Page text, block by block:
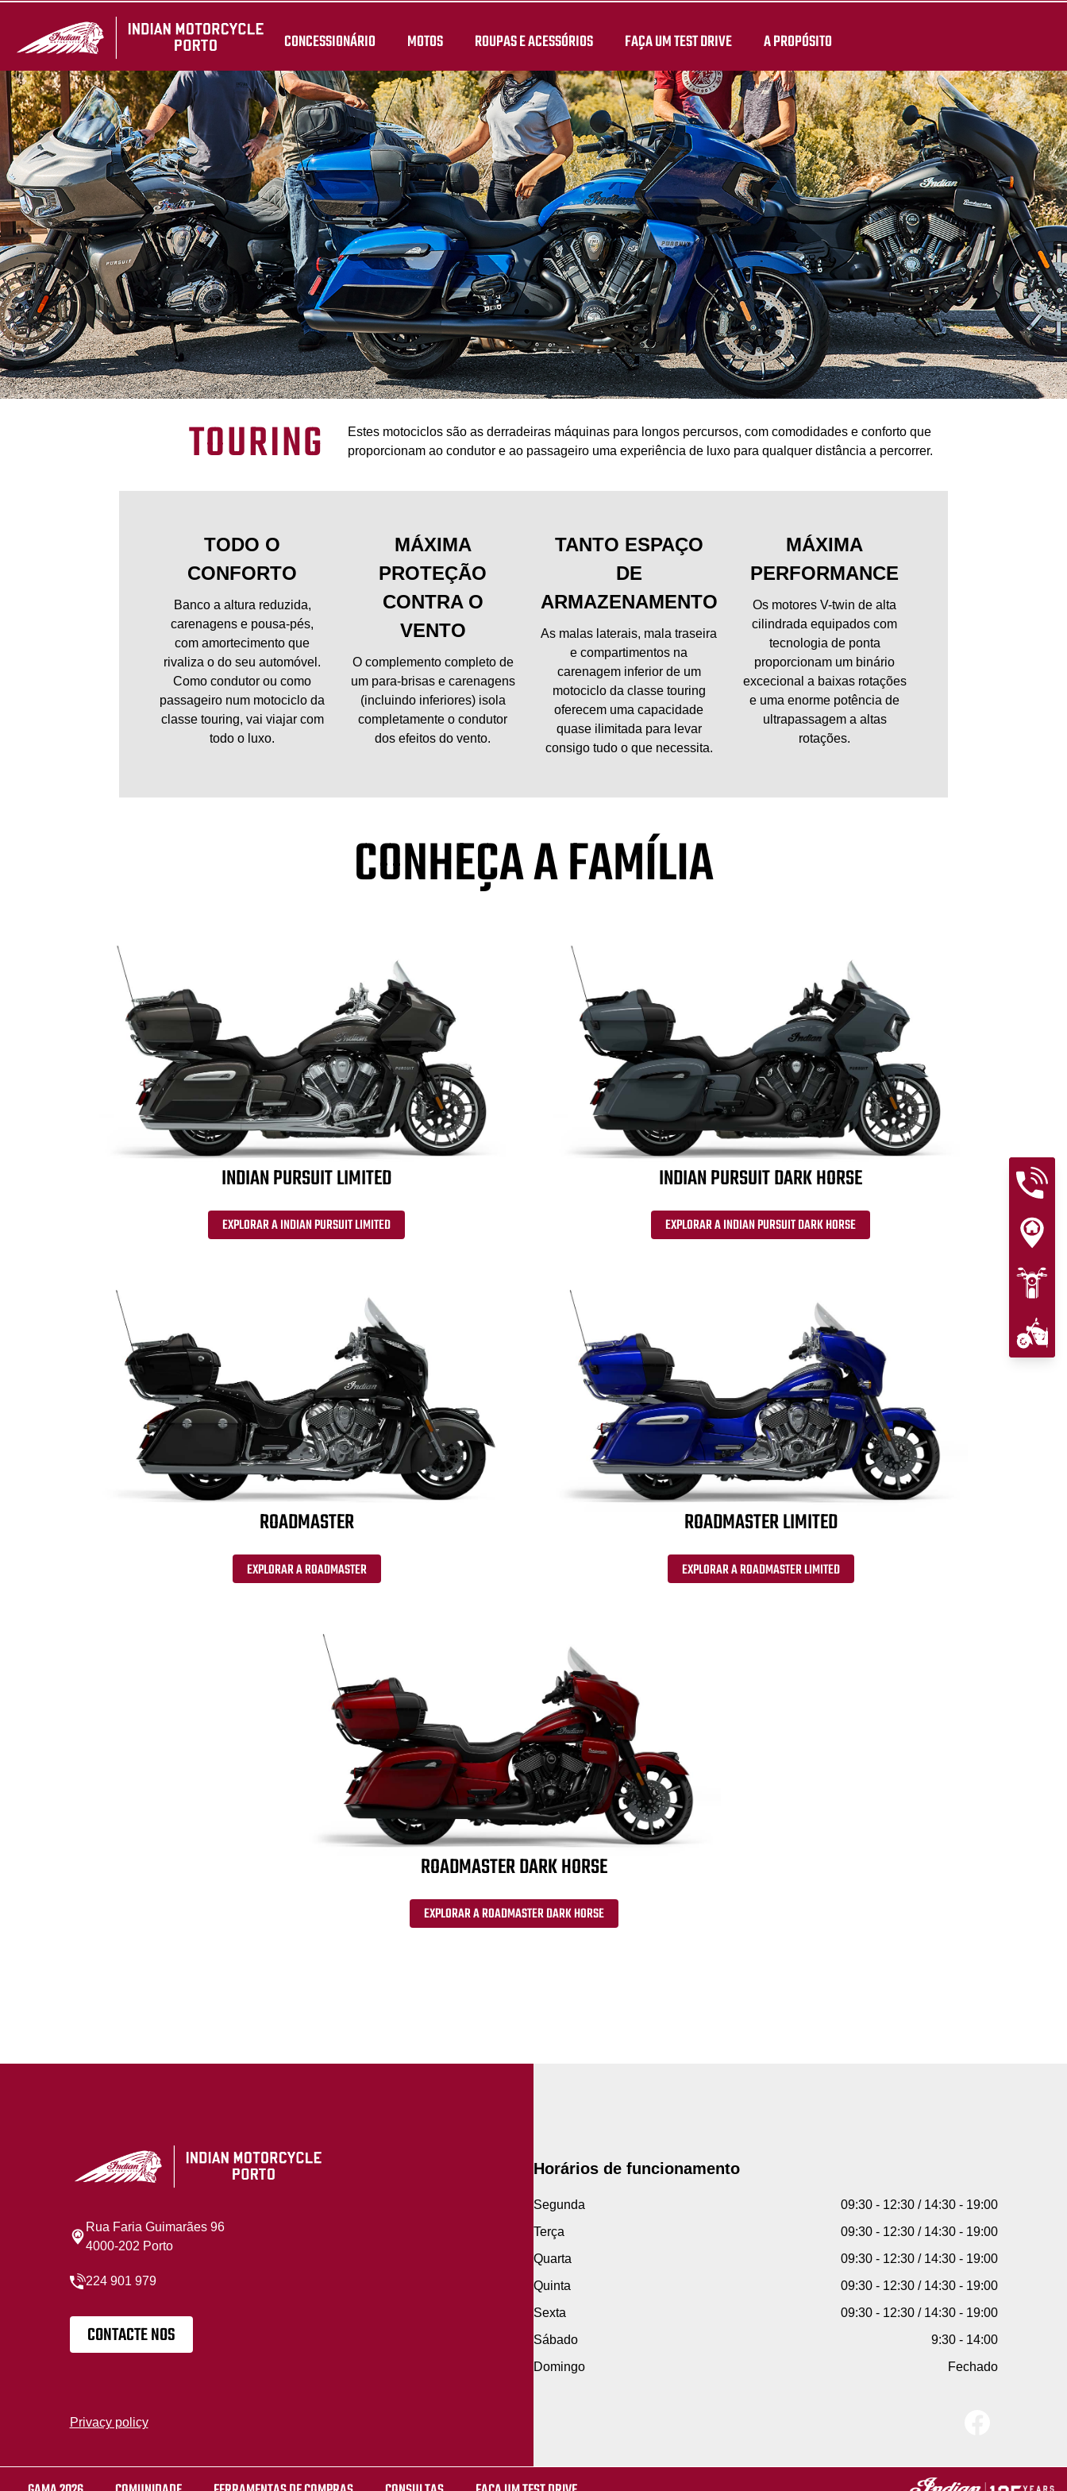
CONCESSIONÁRIO MOTOS ROUPAS E ACESSÓRIOS FAÇA UM TEST DRIVE A PROPÓSITO
TOURING
Estes motociclos são as derradeiras máquinas para longos percursos, com comodidades e conforto que
proporcionam ao condutor e ao passageiro uma experiência de luxo para qualquer distância a percorrer.
TODO O
CONFORTO
Banco a altura reduzida,
carenagens e pousa-pés,
com amortecimento que
rivaliza o do seu automóvel.
Como condutor ou como
passageiro num motociclo da
classe touring, vai viajar com
todo o luxo.
MÁXIMA
PROTEÇÃO
CONTRA O
VENTO
O complemento completo de
um para-brisas e carenagens
(incluindo inferiores) isola
completamente o condutor
dos efeitos do vento.
TANTO ESPAÇO
DE
ARMAZENAMENTO
As malas laterais, mala traseira
e compartimentos na
carenagem inferior de um
motociclo da classe touring
oferecem uma capacidade
quase ilimitada para levar
consigo tudo o que necessita.
MÁXIMA
PERFORMANCE
Os motores V-twin de alta
cilindrada equipados com
tecnologia de ponta
proporcionam um binário
excecional a baixas rotações
e uma enorme potência de
ultrapassagem a altas
rotações.
CONHEÇA A FAMÍLIA
INDIAN PURSUIT LIMITED
EXPLORAR A INDIAN PURSUIT LIMITED
INDIAN PURSUIT DARK HORSE
EXPLORAR A INDIAN PURSUIT DARK HORSE
ROADMASTER
EXPLORAR A ROADMASTER
ROADMASTER LIMITED
EXPLORAR A ROADMASTER LIMITED
ROADMASTER DARK HORSE
EXPLORAR A ROADMASTER DARK HORSE
Rua Faria Guimarães 96
4000-202 Porto
224 901 979
CONTACTE NOS
Horários de funcionamento
Segunda
09:30 - 12:30 / 14:30 - 19:00
Terça
09:30 - 12:30 / 14:30 - 19:00
Quarta
09:30 - 12:30 / 14:30 - 19:00
Quinta
09:30 - 12:30 / 14:30 - 19:00
Sexta
09:30 - 12:30 / 14:30 - 19:00
Sábado
9:30 - 14:00
Domingo
Fechado
Privacy policy